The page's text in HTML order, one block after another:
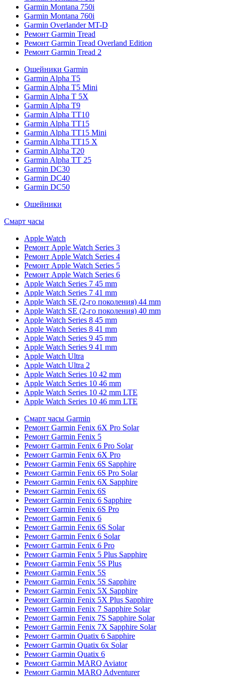
Garmin Montana 750i
Garmin Montana 760i
Garmin Overlander MT-D
Ремонт Garmin Tread
Ремонт Garmin Tread Overland Edition
Ремонт Garmin Tread 2
Ошейники Garmin
Garmin Alpha T5
Garmin Alpha T5 Mini
Garmin Alpha T 5X
Garmin Alpha T9
Garmin Alpha TT10
Garmin Alpha TT15
Garmin Alpha TT15 Mini
Garmin Alpha TT15 X
Garmin Alpha T20
Garmin Alpha TT 25
Garmin DC30
Garmin DC40
Garmin DC50
Ошейники
Смарт часы
Apple Watch
Ремонт Apple Watch Series 3
Ремонт Apple Watch Series 4
Ремонт Apple Watch Series 5
Ремонт Apple Watch Series 6
Apple Watch Series 7 45 mm
Apple Watch Series 7 41 mm
Apple Watch SE (2-го поколения) 44 mm
Apple Watch SE (2-го поколения) 40 mm
Apple Watch Series 8 45 mm
Apple Watch Series 8 41 mm
Apple Watch Series 9 45 mm
Apple Watch Series 9 41 mm
Apple Watch Ultra
Apple Watch Ultra 2
Apple Watch Series 10 42 mm
Apple Watch Series 10 46 mm
Apple Watch Series 10 42 mm LTE
Apple Watch Series 10 46 mm LTE
Смарт часы Garmin
Ремонт Garmin Fenix 6X Pro Solar
Ремонт Garmin Fenix 5
Ремонт Garmin Fenix 6 Pro Solar
Ремонт Garmin Fenix 6X Pro
Ремонт Garmin Fenix 6S Sapphire
Ремонт Garmin Fenix 6S Pro Solar
Ремонт Garmin Fenix 6X Sapphire
Ремонт Garmin Fenix 6S
Ремонт Garmin Fenix 6 Sapphire
Ремонт Garmin Fenix 6S Pro
Ремонт Garmin Fenix 6
Ремонт Garmin Fenix 6S Solar
Ремонт Garmin Fenix 6 Solar
Ремонт Garmin Fenix 6 Pro
Ремонт Garmin Fenix 5 Plus Sapphire
Ремонт Garmin Fenix 5S Plus
Ремонт Garmin Fenix 5S
Ремонт Garmin Fenix 5S Sapphire
Ремонт Garmin Fenix 5X Sapphire
Ремонт Garmin Fenix 5X Plus Sapphire
Ремонт Garmin Fenix 7 Sapphire Solar
Ремонт Garmin Fenix 7S Sapphire Solar
Ремонт Garmin Fenix 7X Sapphire Solar
Ремонт Garmin Quatix 6 Sapphire
Ремонт Garmin Quatix 6x Solar
Ремонт Garmin Quatix 6
Ремонт Garmin MARQ Aviator
Ремонт Garmin MARQ Adventurer